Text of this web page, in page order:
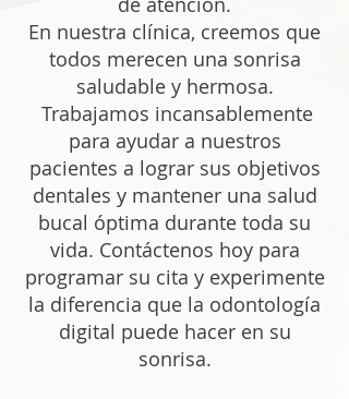
En nuestra clínica, creemos que
todos merecen una sonrisa
saludable y hermosa.
Trabajamos incansablemente
para ayudar a nuestros
pacientes a lograr sus objetivos
dentales y mantener una salud
bucal óptima durante toda su
vida. Contáctenos hoy para
programar su cita y experimente
la diferencia que la odontología
digital puede hacer en su
sonrisa.